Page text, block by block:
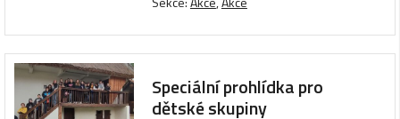
Speciální prohlídka pro
dětské skupiny